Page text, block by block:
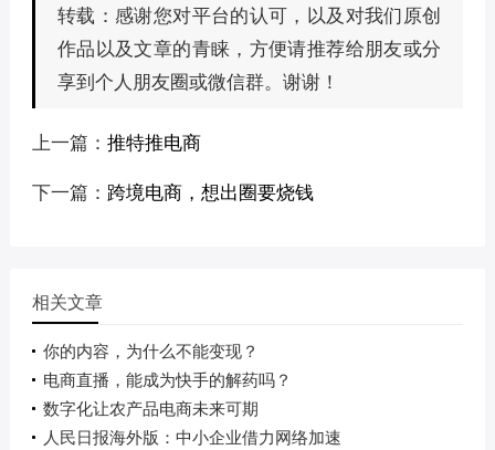
转载： 感谢您对平台的认可，以及对我们原创
作品以及文章的青睐，方便请推荐给朋友或分
享到个人朋友圈或微信群。谢谢！
上一篇： 推特推电商
下一篇： 跨境电商，想出圈要烧钱
相关文章
你的内容，为什么不能变现？
电商直播，能成为快手的解药吗？
数字化让农产品电商未来可期
人民日报海外版：中小企业借力网络加速